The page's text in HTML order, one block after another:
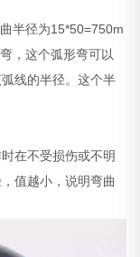
半径为15*50=750m
，这个弧形弯可以
线的半径。这个半
在不受损伤或不明
值越小，说明弯曲